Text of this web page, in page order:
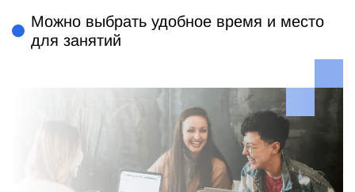
Можно выбрать удобное время и место
для занятий